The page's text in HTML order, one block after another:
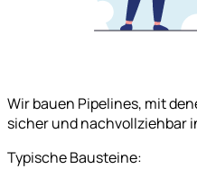
Wir bauen Pipelines, mit
sicher und nachvollziehbar
Typische Bausteine: